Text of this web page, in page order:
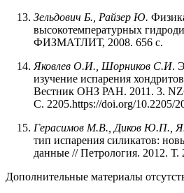
Зельдович Б., Райзер Ю.
высокотемпературных
ФИЗМАТЛИТ, 2008. 656 с.
Яковлев О.И., Шорников С.И.
изучение испарения
Вестник ОНЗ РАН. 2011. 3.
С. 2205.https://doi.org/10.2205/
Герасимов М.В., Диков Ю.П.,
тип испарения силикатов:
данные // Петрология. 2012.
Дополнительные материалы